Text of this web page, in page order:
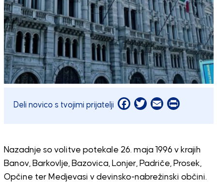
Deli novico s tvojimi prijatelji Facebook
Twitter
EmailPrint
Nazadnje so volitve potekale 26. maja 1996 v krajih
Banov, Barkovlje, Bazovica, Lonjer, Padriče, Prosek,
Opčine ter Medjevasi v devinsko-nabrežinski občini.